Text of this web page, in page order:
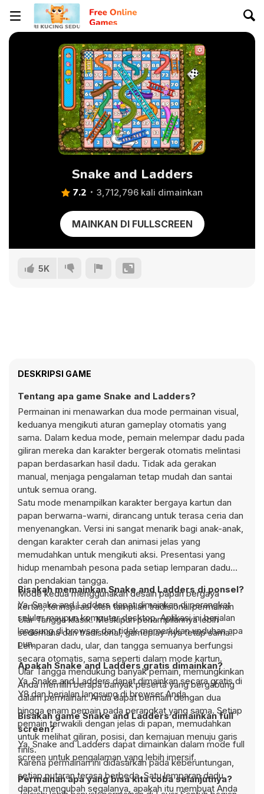
Snake and Ladders
7.2 3,712,796 kali dimainkan
MAINKAN DI FULLSCREEN
5K
DESKRIPSI GAME
Tentang apa game Snake and Ladders?
Permainan ini menawarkan dua mode permainan visual,
keduanya mengikuti aturan gameplay otomatis yang
sama. Dalam kedua mode, pemain melempar dadu pada
giliran mereka dan karakter bergerak otomatis melintasi
papan berdasarkan hasil dadu. Tidak ada gerakan
manual, menjaga pengalaman tetap mudah dan santai
untuk semua orang.
Satu mode menampilkan karakter bergaya kartun dan
papan berwarna-warni, dirancang untuk terasa ceria dan
menyenangkan. Versi ini sangat menarik bagi anak-anak,
dengan karakter cerah dan animasi jelas yang
memudahkan untuk mengikuti aksi. Presentasi yang
hidup menambah pesona pada setiap lemparan dadu
dan pendakian tangga.
Mode kedua menggunakan desain papan bergaya
kertas, terinspirasi oleh tampilan tradisional permainan
Ular Tangga klasik. Meskipun penampilannya lebih
sederhana dan tradisional, gameplay-nya tetap sama.
Lemparan dadu, ular, dan tangga semuanya berfungsi
secara otomatis, sama seperti dalam mode kartun.
Ular Tangga mendukung banyak pemain, memungkinkan
Anda memilih berapa banyak peserta yang bergabung
dalam permainan. Anda dapat bermain dengan dua
hingga enam pemain pada perangkat yang sama. Setiap
pemain terwakili dengan jelas di papan, memudahkan
untuk melihat giliran, posisi, dan kemajuan menuju garis
finis.
Karena permainan ini didasarkan pada keberuntungan,
setiap putaran terasa berbeda. Satu lemparan dadu
dapat mengubah segalanya, apakah itu membuat Anda
Bisakah memainkan Snake and Ladders di ponsel?
Ya, Snake and Ladders dapat dimainkan di perangkat
seluler maupun komputer desktop. Aplikasi ini berjalan
langsung di browser dan tidak memerlukan unduhan apa
pun.
Apakah Snake and Ladders gratis dimainkan?
Ya, Snake and Ladders dapat dimainkan secara gratis di
Y8 dan berjalan langsung di browser Anda.
Bisakah game Snake and Ladders dimainkan full
screen?
Ya, Snake and Ladders dapat dimainkan dalam mode full
screen untuk pengalaman yang lebih imersif.
Permainan apa yang bisa kita coba selanjutnya?